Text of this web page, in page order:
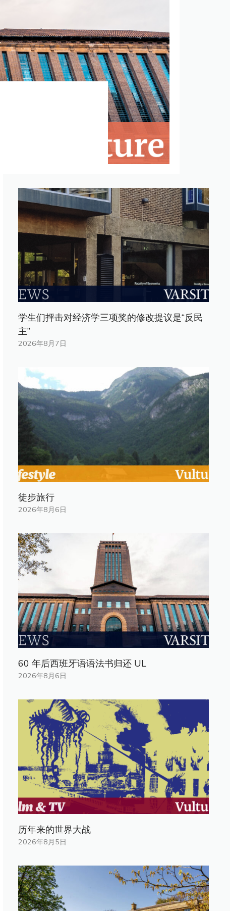
学生们抨击对经济学三项奖的修改提议是“反民
主”
2026年8月7日
徒步旅行
2026年8月6日
60 年后西班牙语语法书归还 UL
2026年8月6日
历年来的世界大战
2026年8月5日